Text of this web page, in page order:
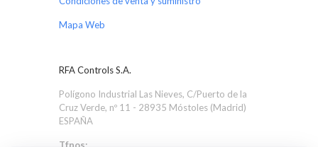
Mapa Web
RFA Controls S.A.
Polígono Industrial Las Nieves, C/Puerto de la
Cruz Verde, nº 11 - 28935 Móstoles (Madrid)
ESPAÑA